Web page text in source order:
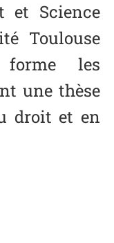
et Science
Toulouse
les
une thèse
droit et en